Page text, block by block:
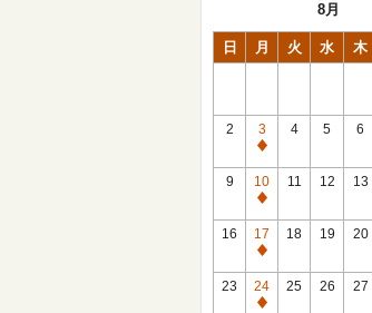
8月
日 月 火 水 木
2
3
休
館
日
4 5 6
9
10
休
館
日
11 12 13
16
17
休
館
日
18 19 20
23
24
休
25 26 27